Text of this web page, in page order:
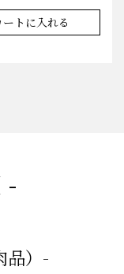
ートに入れる
-
品）-